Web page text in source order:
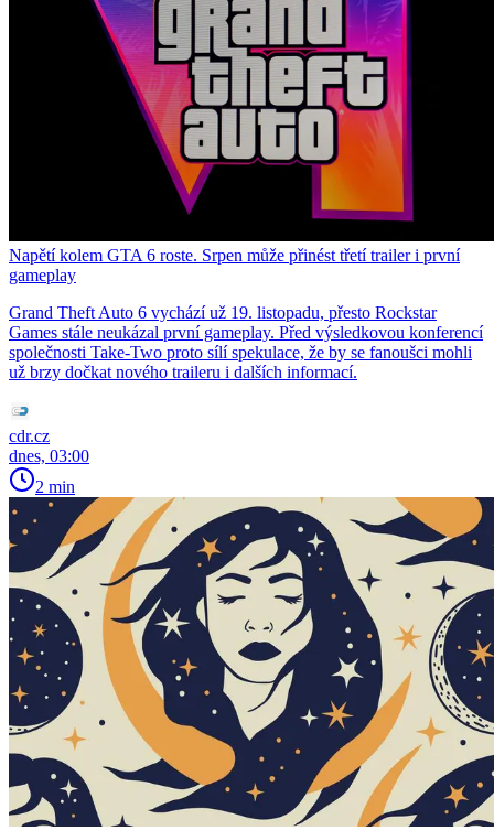
Napětí kolem GTA 6 roste. Srpen může přinést třetí trailer i první
gameplay
Grand Theft Auto 6 vychází už 19. listopadu, přesto Rockstar
Games stále neukázal první gameplay. Před výsledkovou konferencí
společnosti Take-Two proto sílí spekulace, že by se fanoušci mohli
už brzy dočkat nového traileru i dalších informací.
cdr.cz
dnes, 03:00
2 min